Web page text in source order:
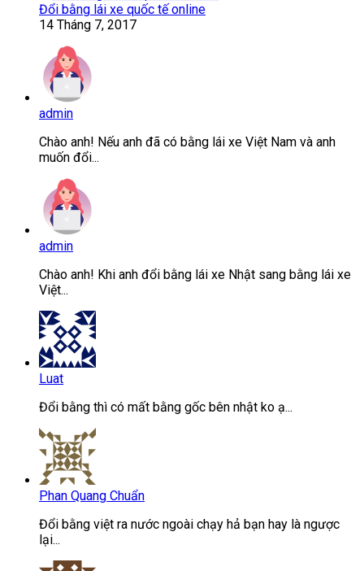
Đổi bằng lái xe quốc tế online
14 Tháng 7, 2017
admin
Chào anh! Nếu anh đã có bằng lái xe Việt Nam và anh
muốn đổi...
admin
Chào anh! Khi anh đổi bằng lái xe Nhật sang bằng lái xe
Việt...
Luat
Đổi bằng thì có mất bằng gốc bên nhật ko ạ...
Phan Quang Chuẩn
Đổi bằng việt ra nước ngoài chạy hả bạn hay là ngược
lại...